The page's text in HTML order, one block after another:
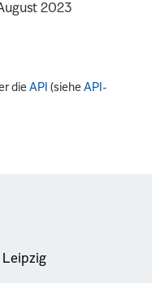
2023
dieAPI (sieheAPI-